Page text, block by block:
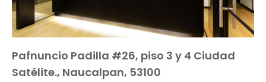
Pafnuncio Padilla #26, piso 3 y 4 Ciudad
Satélite., Naucalpan, 53100